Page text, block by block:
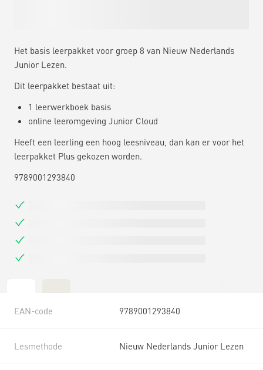
Het basis leerpakket voor groep 8 van Nieuw Nederlands
Junior Lezen.
Dit leerpakket bestaat uit:
1 leerwerkboek basis
online leeromgeving Junior Cloud
Heeft een leerling een hoog leesniveau, dan kan er voor het
leerpakket Plus gekozen worden.
9789001293840
EAN-code 9789001293840
Lesmethode Nieuw Nederlands Junior Lezen